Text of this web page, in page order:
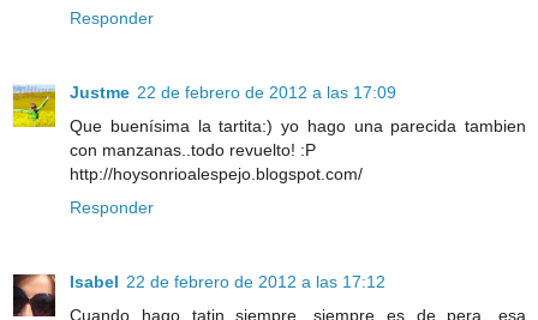
Responder
Justme 22 de febrero de 2012 a las 17:09
Que buenísima la tartita:) yo hago una parecida tambien
con manzanas..todo revuelto! :P
http://hoysonrioalespejo.blogspot.com/
Responder
Isabel 22 de febrero de 2012 a las 17:12
Cuando hago tatin siempre, siempre es de pera, esa